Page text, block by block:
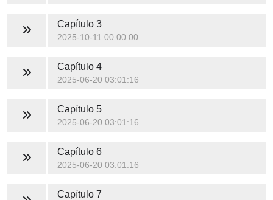
Capítulo 3
2025-10-11 00:00:00
Capítulo 4
2025-06-20 03:01:16
Capítulo 5
2025-06-20 03:01:16
Capítulo 6
2025-06-20 03:01:16
Capítulo 7